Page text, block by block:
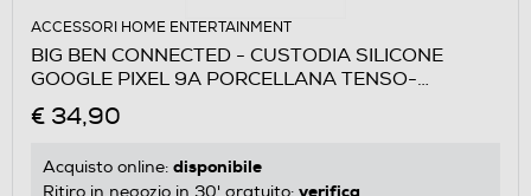
ACCESSORI HOME ENTERTAINMENT
BIG BEN CONNECTED - CUSTODIA SILICONE
GOOGLE PIXEL 9A PORCELLANA TENSO-
Porcellana
€ 34,90
Acquisto online: disponibile
Ritiro in negozio in 30' gratuito: verifica